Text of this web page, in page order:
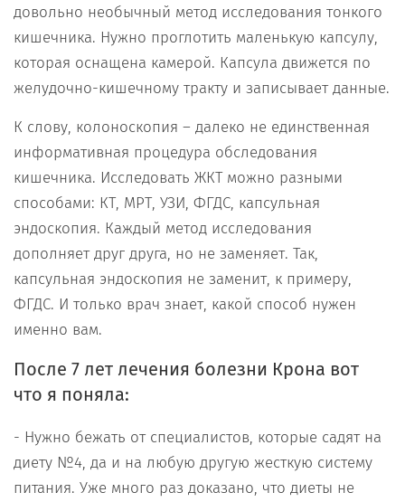
довольно необычный метод исследования тонкого
кишечника. Нужно проглотить маленькую капсулу,
которая оснащена камерой. Капсула движется по
желудочно-кишечному тракту и записывает данные.
К слову, колоноскопия – далеко не единственная
информативная процедура обследования
кишечника. Исследовать ЖКТ можно разными
способами: КТ, МРТ, УЗИ, ФГДС, капсульная
эндоскопия. Каждый метод исследования
дополняет друг друга, но не заменяет. Так,
капсульная эндоскопия не заменит, к примеру,
ФГДС. И только врач знает, какой способ нужен
именно вам.
После 7 лет лечения болезни Крона вот
что я поняла:
- Нужно бежать от специалистов, которые садят на
диету №4, да и на любую другую жесткую систему
питания. Уже много раз доказано, что диеты не